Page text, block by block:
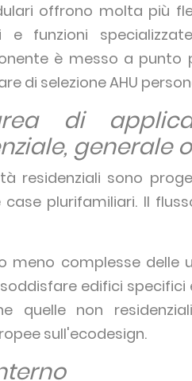
offrono molta più
e funzioni
è messo a
di selezione AHU
di
generale
residenziali sono
plurifamiliari. Il
meno complesse delle
edifici specifici
quelle non
sull'ecodesign.